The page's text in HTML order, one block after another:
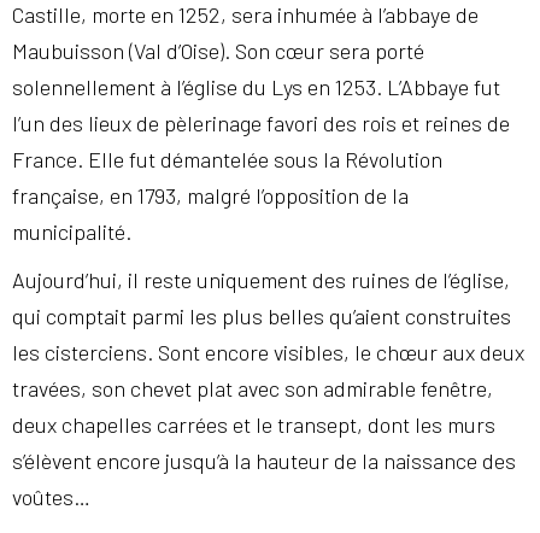
Castille, morte en 1252, sera inhumée à l’abbaye de
Maubuisson (Val d’Oise). Son cœur sera porté
solennellement à l’église du Lys en 1253. L’Abbaye fut
l’un des lieux de pèlerinage favori des rois et reines de
France. Elle fut démantelée sous la Révolution
française, en 1793, malgré l’opposition de la
municipalité.
Aujourd’hui, il reste uniquement des ruines de l’église,
qui comptait parmi les plus belles qu’aient construites
les cisterciens. Sont encore visibles, le chœur aux deux
travées, son chevet plat avec son admirable fenêtre,
deux chapelles carrées et le transept, dont les murs
s’élèvent encore jusqu’à la hauteur de la naissance des
voûtes…